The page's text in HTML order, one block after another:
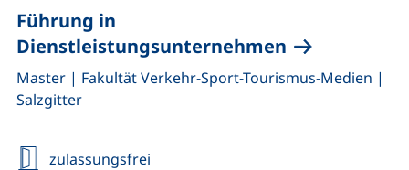
Führung in
Dienstleistungsunternehmen
Master, | Fakultät Verkehr-Sport-Tourismus-Medien |
Salzgitter
zulassungsfrei